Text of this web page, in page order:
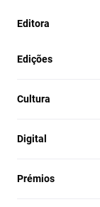
Editora
Edições
Cultura
Digital
Prémios